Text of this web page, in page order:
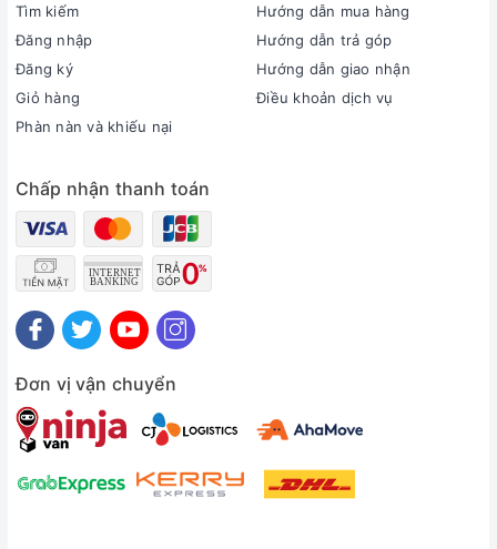
G15 5515 sử dụng RAM có dung lượng 8GB, DDR4, 3200MHz
Tản nhiệt
Thiết kế tản nhiệt lấy cảm hứng từ Alienware kết hợp hệ
Tìm kiếm
Đăng nhập
Đăng ký
Giỏ hàng
Phàn nàn và khiếu nại
Hướng dẫn mua hàng
Hướng dẫn trả góp
Hướng dẫn giao nhận
Điều khoản dịch vụ
Chấp nhận thanh toán
Đơn vị vận chuyển